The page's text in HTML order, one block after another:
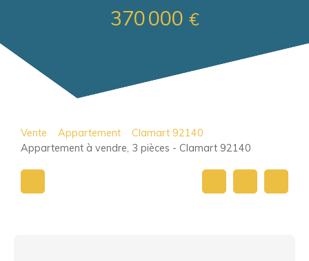
370 000 €
Vente Appartement
Clamart 92140
Appartement à vendre, 3 pièces - Clamart 92140